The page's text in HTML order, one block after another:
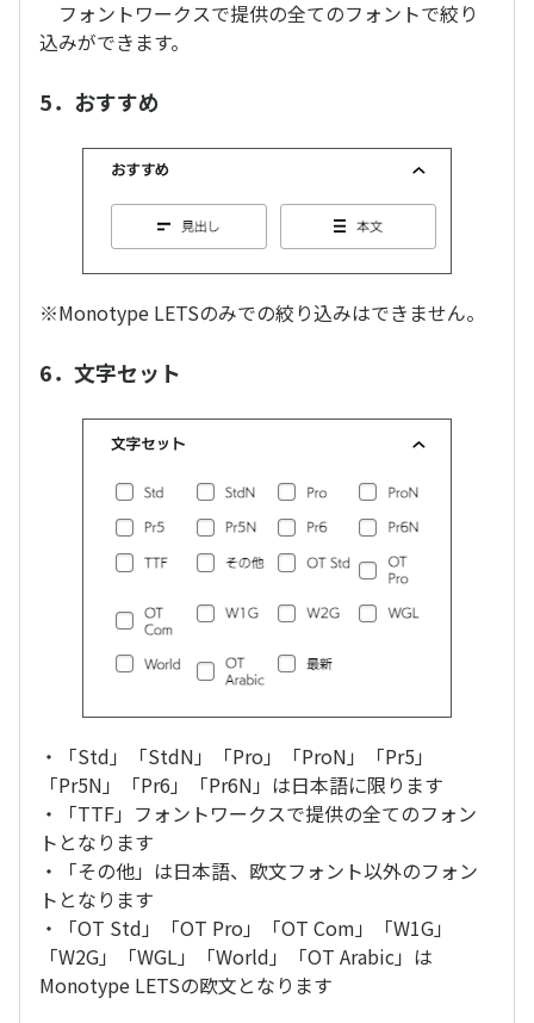
フォントワークスで提供の全てのフォントで絞り
込みができます。
5．おすすめ
※Monotype LETSのみでの絞り込みはできません。
6．文字セット
・「Std」「StdN」「Pro」「ProN」「Pr5」
「Pr5N」「Pr6」「Pr6N」は日本語に限ります
・「TTF」フォントワークスで提供の全てのフォン
トとなります
・「その他」は日本語、欧文フォント以外のフォン
トとなります
・「OT Std」「OT Pro」「OT Com」「W1G」
「W2G」「WGL」「World」「OT Arabic」は
Monotype LETSの欧文となります